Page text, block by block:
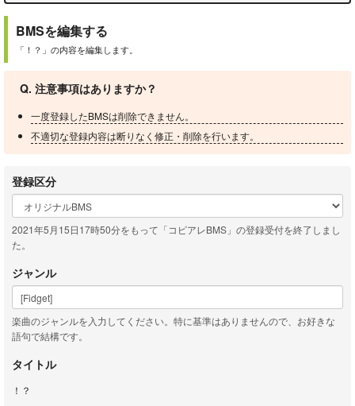
BMSを編集する
「！？」の内容を編集します。
Q. 注意事項はありますか？
一度登録したBMSは削除できません。
不適切な登録内容は断りなく修正・削除を行います。
登録区分
2021年5月15日17時50分をもって「コピアレBMS」の登録受付を終了しまし
た。
ジャンル
楽曲のジャンルを入力してください。特に基準はありませんので、お好きな
語句で結構です。
タイトル
！？